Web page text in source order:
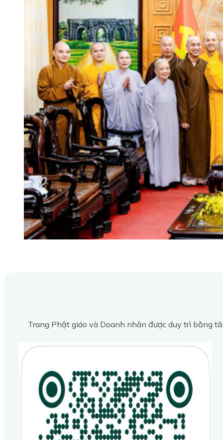
Trang Phật giáo và Doanh nhân được duy trì bằng